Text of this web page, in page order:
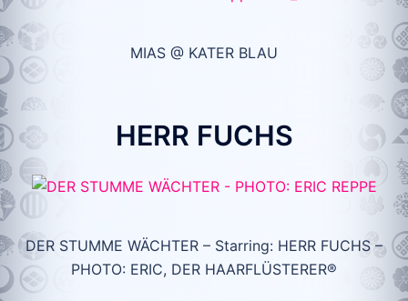
MIAS @ KATER BLAU
HERR FUCHS
DER STUMME WÄCHTER – Starring: HERR FUCHS –
PHOTO: ERIC, DER HAARFLÜSTERER®